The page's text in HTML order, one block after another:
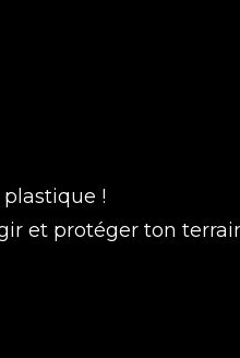
!
et protéger ton